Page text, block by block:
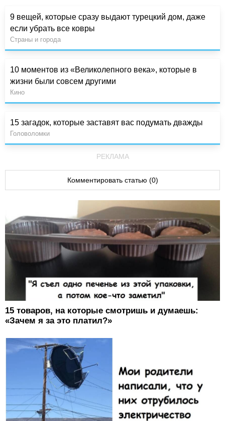
9 вещей, которые сразу выдают турецкий дом, даже
если убрать все ковры
Страны и города
10 моментов из «Великолепного века», которые в
жизни были совсем другими
Кино
15 загадок, которые заставят вас подумать дважды
Головоломки
РЕКЛАМА
Комментировать статью (0)
15 товаров, на которые смотришь и думаешь:
«Зачем я за это платил?»